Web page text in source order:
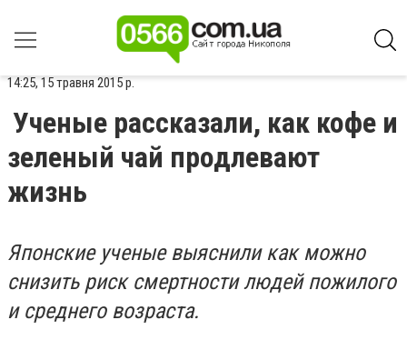
14:25, 15 травня 2015 р.
Ученые рассказали, как кофе и
зеленый чай продлевают
жизнь
Японские ученые выяснили как можно
снизить риск смертности людей пожилого
и среднего возраста.